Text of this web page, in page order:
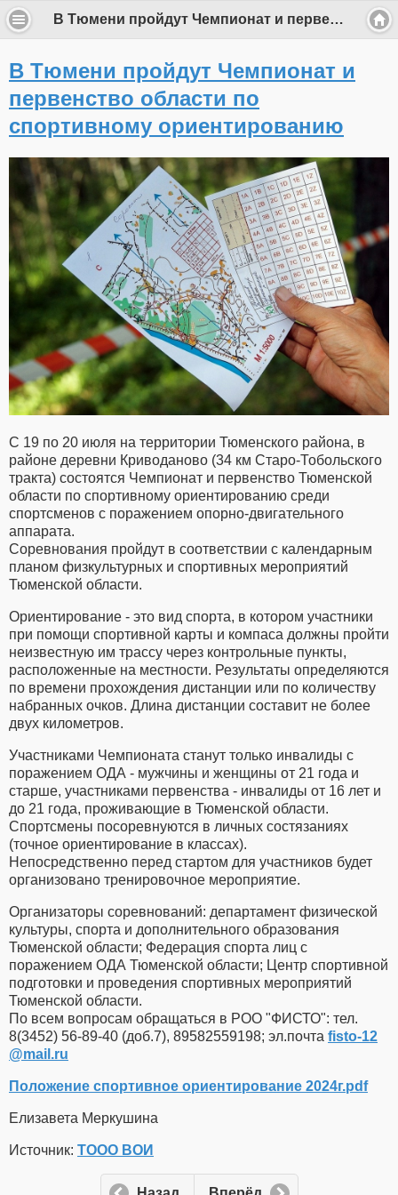
В Тюмени пройдут Чемпионат и первенство области по спортивному ориентированию
В Тюмени пройдут Чемпионат и
первенство области по
спортивному ориентированию
С 19 по 20 июля на территории Тюменского района, в
районе деревни Криводаново (34 км Старо-Тобольского
тракта) состоятся Чемпионат и первенство Тюменской
области по спортивному ориентированию среди
спортсменов с поражением опорно-двигательного
аппарата.
Соревнования пройдут в соответствии с календарным
планом физкультурных и спортивных мероприятий
Тюменской области.
Ориентирование - это вид спорта, в котором участники
при помощи спортивной карты и компаса должны пройти
неизвестную им трассу через контрольные пункты,
расположенные на местности. Результаты определяются
по времени прохождения дистанции или по количеству
набранных очков. Длина дистанции составит не более
двух километров.
Участниками Чемпионата станут только инвалиды с
поражением ОДА - мужчины и женщины от 21 года и
старше, участниками первенства - инвалиды от 16 лет и
до 21 года, проживающие в Тюменской области.
Спортсмены посоревнуются в личных состязаниях
(точное ориентирование в классах).
Непосредственно перед стартом для участников будет
организовано тренировочное мероприятие.
Организаторы соревнований: департамент физической
культуры, спорта и дополнительного образования
Тюменской области; Федерация спорта лиц с
поражением ОДА Тюменской области; Центр спортивной
подготовки и проведения спортивных мероприятий
Тюменской области.
По всем вопросам обращаться в РОО "ФИСТО": тел.
8(3452) 56-89-40 (доб.7), 89582559198; эл.почта fisto-12​
@​mail.ru
Положение спортивное ориентирование 2024г.pdf
Елизавета Меркушина
Источник: ТООО ВОИ